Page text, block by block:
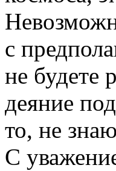
с
не будете
деяние
то, не
С